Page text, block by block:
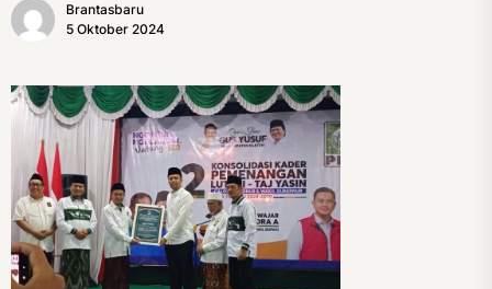
Brantasbaru
5 Oktober 2024